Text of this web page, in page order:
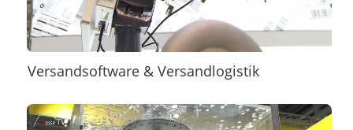
Versandsoftware & Versandlogistik